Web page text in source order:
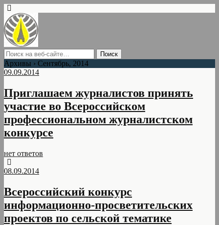
Архивы › Сентябрь, 2014
09.09.2014
Приглашаем журналистов принять
участие во Всероссийском
профессиональном журналистском
конкурсе
нет ответов
08.09.2014
Всероссийский конкурс
информационно-просветительских
проектов по сельской тематике